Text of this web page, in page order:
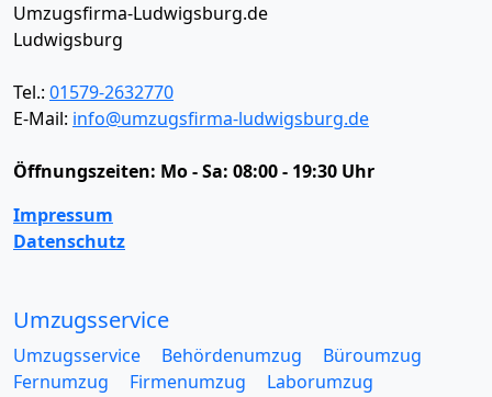
Umzugsfirma-Ludwigsburg.de
Ludwigsburg
Tel.: 01579-2632770
E-Mail: info@umzugsfirma-ludwigsburg.de
Öffnungszeiten: Mo - Sa: 08:00 - 19:30 Uhr
Impressum
Datenschutz
Umzugsservice
Umzugsservice Behördenumzug
Büroumzug
Fernumzug
Firmenumzug
Laborumzug